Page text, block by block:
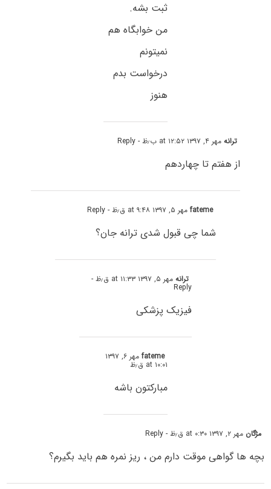
ثبت بشه.
من خوابگاه هم
نمیتونم
درخواست بدم
هنوز
ترانهمهر ۴, ۱۳۹۷ at ۱۲:۵۲ ب٫ظ - Reply
از هفتم تا چهاردهم
fatemeمهر ۵, ۱۳۹۷ at ۹:۴۸ ق٫ظ - Reply
شما چی قبول شدی ترانه جان؟
ترانهمهر ۵, ۱۳۹۷ at ۱۱:۳۳ ق٫ظ -
Reply
فیزیک پزشکی
fateme مهر ۶, ۱۳۹۷
at ۱۰:۰۱ ق٫ظ
مبارکتون باشه
مژگان مهر ۲, ۱۳۹۷ at ۰:۳۰ ق٫ظ - Reply
بچه ها گواهی موقت دارم من ، ریز نمره هم باید بگیرم؟